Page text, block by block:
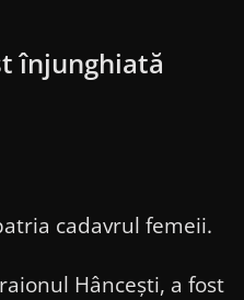
înjunghiată
cadavrul femeii.
Hâncești, a fost